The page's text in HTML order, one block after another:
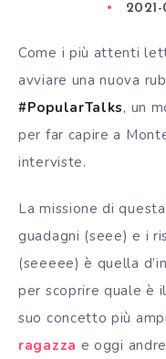
Come i più attenti
avviare una nuova
#PopularTalks, un
per far capire a
interviste.
La missione di
guadagni (seee) e i
(seeeee) è quella
per scoprire quale è
suo concetto più
ragazza e oggi